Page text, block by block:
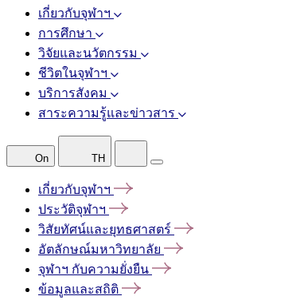
เกี่ยวกับจุฬาฯ
การศึกษา
วิจัยและนวัตกรรม
ชีวิตในจุฬาฯ
บริการสังคม
สาระความรู้และข่าวสาร
On TH
เกี่ยวกับจุฬาฯ
ประวัติจุฬาฯ
วิสัยทัศน์และยุทธศาสตร์
อัตลักษณ์มหาวิทยาลัย
จุฬาฯ กับความยั่งยืน
ข้อมูลและสถิติ